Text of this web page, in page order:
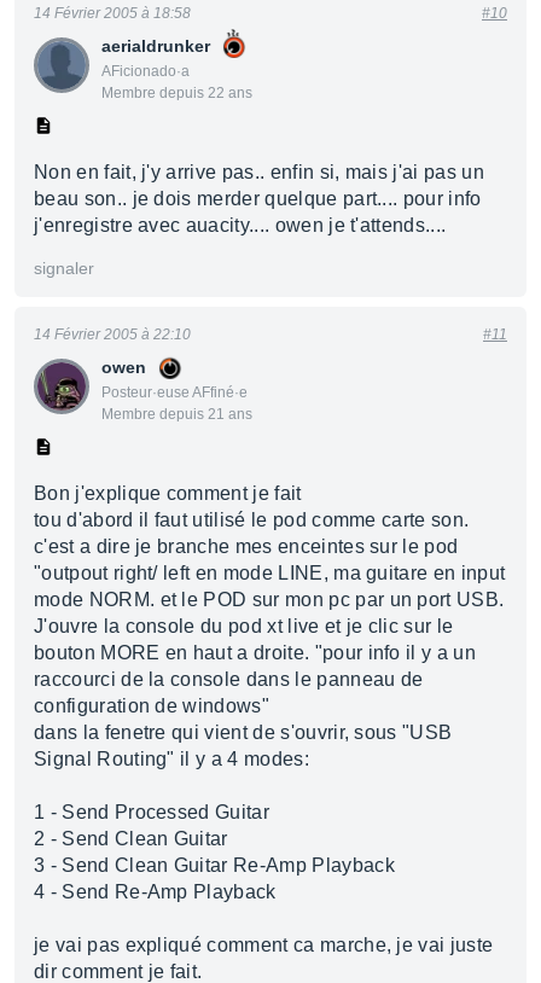
aerialdrunker
AFicionado·a
Membre depuis 22 ans
14 Février 2005 à 18:58 #10
Non en fait, j'y arrive pas.. enfin si, mais j'ai pas un
beau son.. je dois merder quelque part.... pour info
j'enregistre avec auacity.... owen je t'attends....
signaler
owen
Posteur·euse AFfiné·e
Membre depuis 21 ans
14 Février 2005 à 22:10 #11
Bon j'explique comment je fait
tou d'abord il faut utilisé le pod comme carte son.
c'est a dire je branche mes enceintes sur le pod
"outpout right/ left en mode LINE, ma guitare en input
mode NORM. et le POD sur mon pc par un port USB.
J'ouvre la console du pod xt live et je clic sur le
bouton MORE en haut a droite. "pour info il y a un
raccourci de la console dans le panneau de
configuration de windows"
dans la fenetre qui vient de s'ouvrir, sous "USB
Signal Routing" il y a 4 modes:
1 - Send Processed Guitar
2 - Send Clean Guitar
3 - Send Clean Guitar Re-Amp Playback
4 - Send Re-Amp Playback
je vai pas expliqué comment ca marche, je vai juste
dir comment je fait.